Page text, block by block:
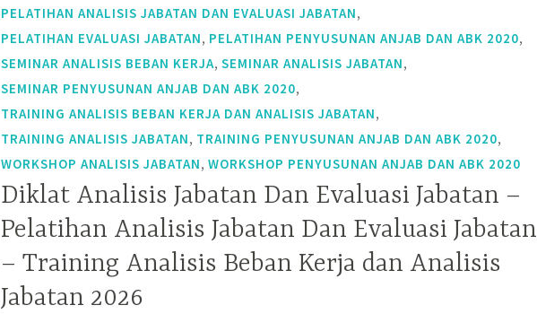
PELATIHAN ANALISIS JABATAN DAN EVALUASI JABATAN,
PELATIHAN EVALUASI JABATAN, PELATIHAN PENYUSUNAN ANJAB DAN ABK 2020,
SEMINAR ANALISIS BEBAN KERJA, SEMINAR ANALISIS JABATAN,
SEMINAR PENYUSUNAN ANJAB DAN ABK 2020,
TRAINING ANALISIS BEBAN KERJA DAN ANALISIS JABATAN,
TRAINING ANALISIS JABATAN, TRAINING PENYUSUNAN ANJAB DAN ABK 2020,
WORKSHOP ANALISIS JABATAN, WORKSHOP PENYUSUNAN ANJAB DAN ABK 2020
Diklat Analisis Jabatan Dan Evaluasi Jabatan –
Pelatihan Analisis Jabatan Dan Evaluasi Jabatan
– Training Analisis Beban Kerja dan Analisis
Jabatan 2026